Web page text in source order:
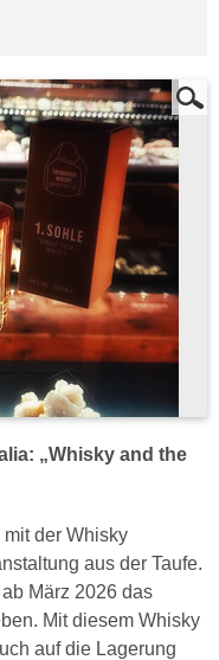
„Whisky and the
der Whisky
aus der Taufe.
März 2026 das
Mit diesem Whisky
auf die Lagerung